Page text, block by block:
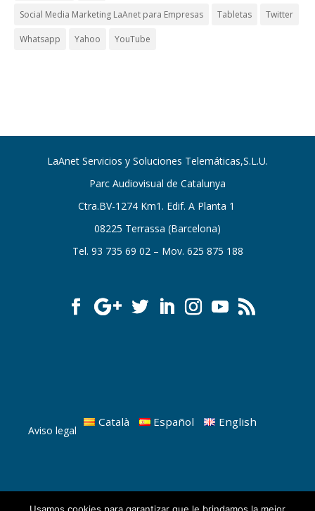
Social Media Marketing LaAnet para Empresas Tabletas Twitter
Whatsapp Yahoo YouTube
LaAnet Servicios y Soluciones Telemáticas,S.L.U.
Parc Audiovisual de Catalunya
Ctra.BV-1274 Km1. Edif. A Planta 1
08225 Terrassa (Barcelona)
Tel. 93 735 69 02 – Mov. 625 875 188
Aviso legal
Català Español English